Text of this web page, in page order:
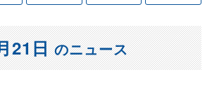
21日のニュース